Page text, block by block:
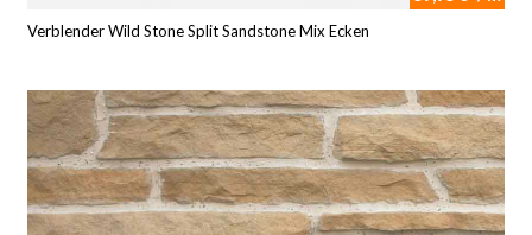
Verblender Wild Stone Split Sandstone Mix Ecken